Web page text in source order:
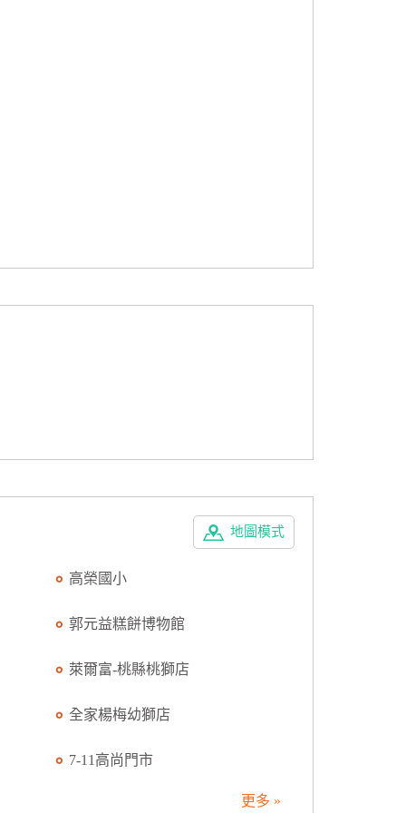
地圖模式
高榮國小
郭元益糕餅博物館
萊爾富-桃縣桃獅店
全家楊梅幼獅店
7-11高尚門市
更多 »